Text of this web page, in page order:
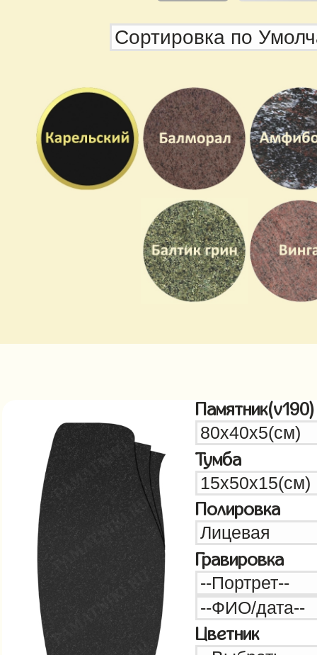
Памятник(v190)
Тумба
Полировка
Гравировка
Цветник